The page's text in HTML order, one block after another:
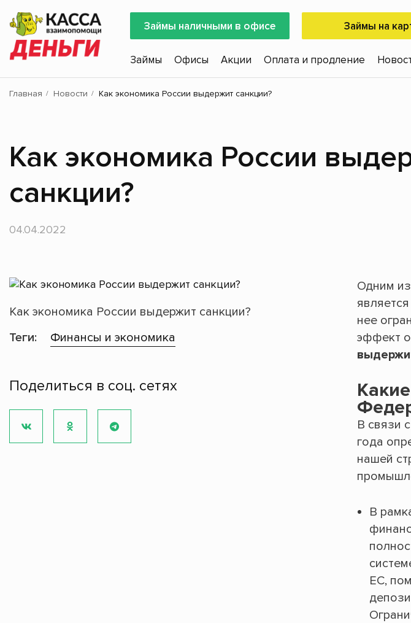
Займы наличными в офисе Займы на
Займы Офисы Акции Оплата и продление
Главная Новости Как экономика России выдержит санкции?
Как экономика России
санкции?
04.04.2022
Как экономика России выдержит санкции?
Теги:
Финансы и экономика
Поделиться в соц. сетях
Одним
нее
эффект
В связи
года
нашей
В
ЕС,